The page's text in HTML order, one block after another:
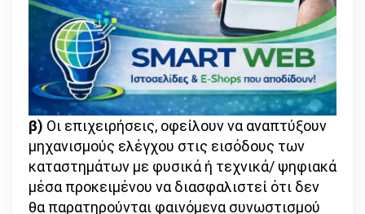
β) Οι επιχειρήσεις, οφείλουν να αναπτύξουν
μηχανισμούς ελέγχου στις εισόδους των
καταστημάτων με φυσικά ή τεχνικά/ ψηφιακά
μέσα προκειμένου να διασφαλιστεί ότι δεν
θα παρατηρούνται φαινόμενα συνωστισμού